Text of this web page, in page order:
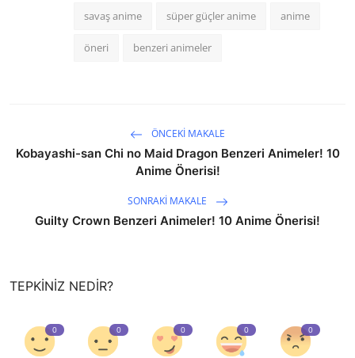
savaş anime süper güçler anime anime
öneri benzeri animeler
ÖNCEKI MAKALE
Kobayashi-san Chi no Maid Dragon Benzeri Animeler! 10
Anime Önerisi!
SONRAKI MAKALE
Guilty Crown Benzeri Animeler! 10 Anime Önerisi!
TEPKINIZ NEDIR?
0 0 0 0 0